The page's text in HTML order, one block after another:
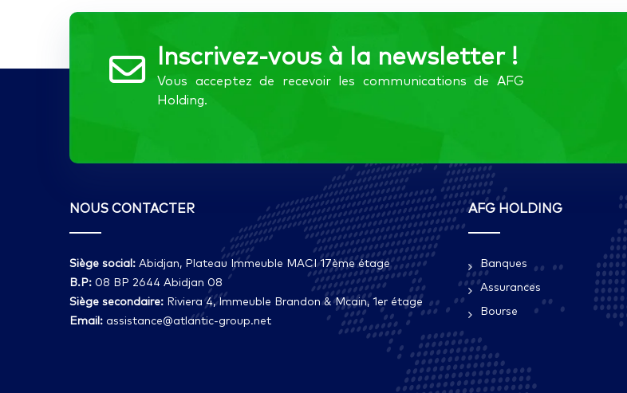
Inscrivez-vous à la newsletter !
Vous acceptez de recevoir les communications de AFG
Holding.
NOUS CONTACTER
Siège social: Abidjan, Plateau Immeuble MACI 17ème étage
B.P: 08 BP 2644 Abidjan 08
Siège secondaire: Riviera 4, Immeuble Brandon & Mcain, 1er étage
Email: assistance@atlantic-group.net
AFG HOLDING
Banques
Assurances
Bourse